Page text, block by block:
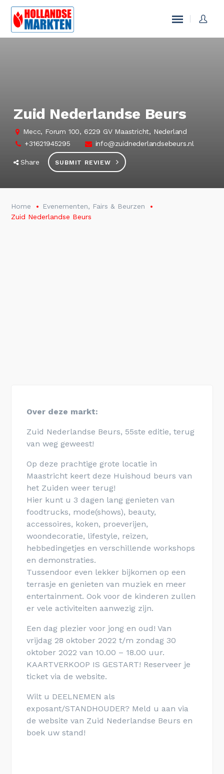
Zuid Nederlandse Beurs
Mecc, Forum 100, 6229 GV Maastricht, Nederland
+31621945295
info@zuidnederlandsebeurs.nl
Share SUBMIT REVIEW
Home
Evenementen, Fairs & Beurzen
Zuid Nederlandse Beurs
Over deze markt:
Zuid Nederlandse Beurs, 55ste editie, terug
van weg geweest!
Op deze prachtige grote locatie in
Maastricht keert deze Huishoud beurs van
het Zuiden weer terug!
Hier kunt u 3 dagen lang genieten van
foodtrucks, mode(shows), beauty,
accessoires, koken, proeverijen,
woondecoratie, lifestyle, reizen,
hebbedingetjes en verschillende workshops
en demonstraties.
Tussendoor even lekker bijkomen op een
terrasje en genieten van muziek en meer
entertainment. Ook voor de kinderen zullen
er vele activiteiten aanwezig zijn.
Een dag plezier voor jong en oud! Van
vrijdag 28 oktober 2022 t/m zondag 30
oktober 2022 van 10.00 – 18.00 uur.
KAARTVERKOOP IS GESTART! Reserveer je
ticket via de website.
Wilt u DEELNEMEN als
exposant/STANDHOUDER? Meld u aan via
de website van Zuid Nederlandse Beurs en
boek uw stand!